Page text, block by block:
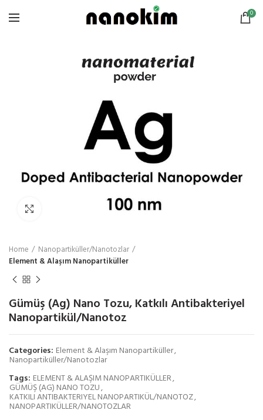
0
Home
Nanopartiküller/Nanotozlar
Element & Alaşım Nanopartiküller
Gümüş (Ag) Nano Tozu, Katkılı Antibakteriyel
Nanopartikül/Nanotoz
Categories: Element & Alaşım Nanopartiküller,
Nanopartiküller/Nanotozlar
Tags: ELEMENT & ALAŞIM NANOPARTIKÜLLER,
GÜMÜŞ (AG) NANO TOZU,
KATKILI ANTIBAKTERIYEL NANOPARTIKÜL/NANOTOZ,
NANOPARTIKÜLLER/NANOTOZLAR